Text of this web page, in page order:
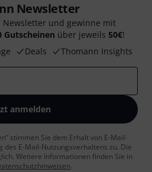
Newsletter
und gewinne mit
Gutscheinen über jeweils 50€!
Deals Thomann Insights
anmelden
stimmen Sie dem Erhalt von E-Mail-
des E-Mail-Nutzungsverhaltens zu. Die
Weitere Informationen finden Sie in
.